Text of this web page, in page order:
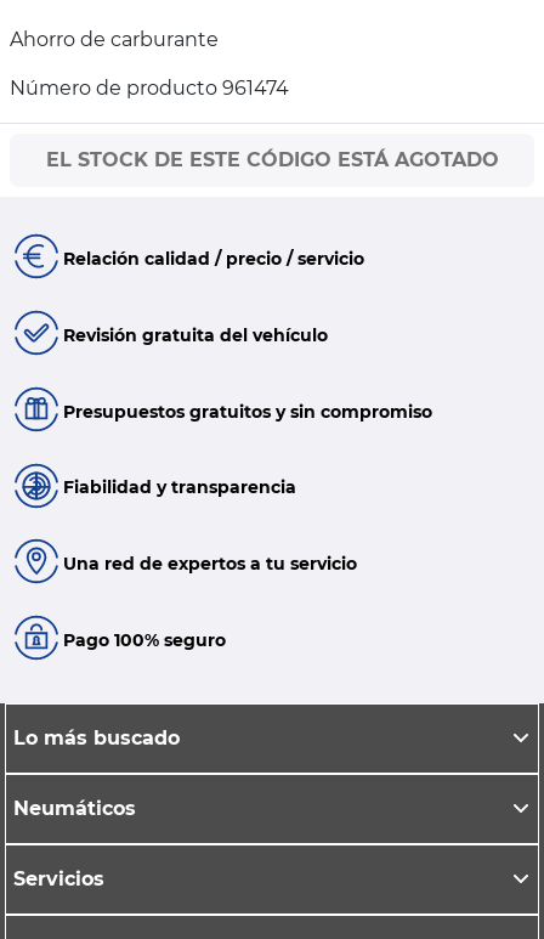
Ahorro de carburante
Número de producto 961474
EL STOCK DE ESTE CÓDIGO ESTÁ AGOTADO
Relación calidad / precio / servicio
Revisión gratuita del vehículo
Presupuestos gratuitos y sin compromiso
Fiabilidad y transparencia
Una red de expertos a tu servicio
Pago 100% seguro
Lo más buscado
Neumáticos
Servicios